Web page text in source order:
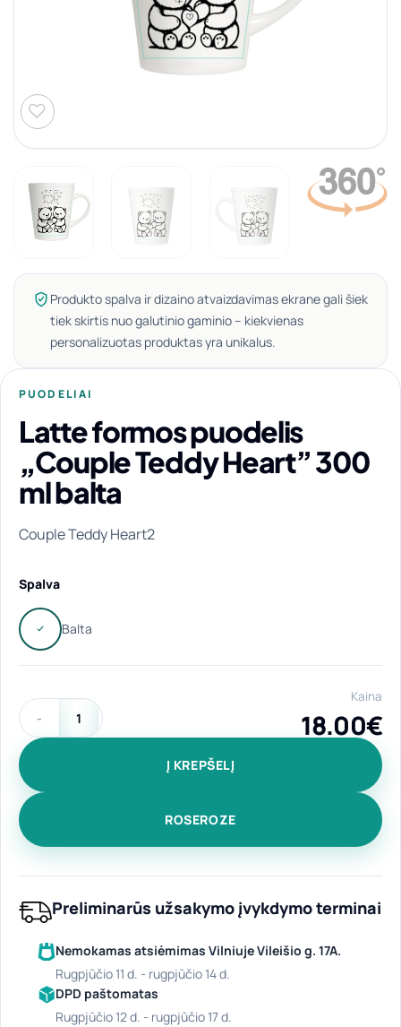
Produkto spalva ir dizaino atvaizdavimas ekrane gali šiek
tiek skirtis nuo galutinio gaminio – kiekvienas
personalizuotas produktas yra unikalus.
PUODELIAI
Latte formos puodelis
„Couple Teddy Heart” 300
ml balta
Couple Teddy Heart2
Spalva
produkto kiekis: Latte formos puodelis "Couple Teddy
Kaina
18.00€
Į KREPŠELĮ
ROSEROZE
Preliminarūs užsakymo įvykdymo terminai
Nemokamas atsiėmimas Vilniuje Vileišio g. 17A.
rugpjūčio 11 d. - rugpjūčio 14 d.
DPD paštomatas
rugpjūčio 12 d. - rugpjūčio 17 d.